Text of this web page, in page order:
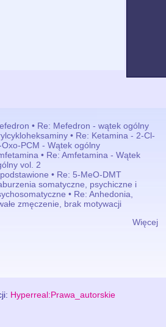
• Re: Mefedron - wątek ogólny
• Re: Ketamina - 2-Cl-
Oxo-PCM - Wątek ogólny
• Re: Amfetamina - Wątek
vol. 2
• Re: 5-MeO-DMT
somatyczne, psychiczne i
• Re: Anhedonia,
zmęczenie, brak motywacji
Więcej
Hyperreal:Prawa_autorskie